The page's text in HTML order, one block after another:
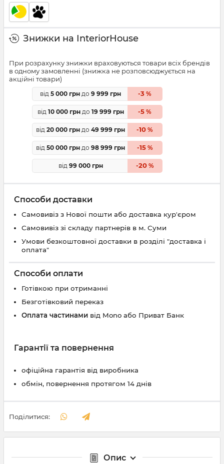
Знижки на InteriorHouse
При розрахунку знижки враховуються товари всіх брендів
в одному замовленні (знижка не розповсюджується на
акційні товари)
від 5 000 грн до 9 999 грн -3 %
від 10 000 грндо 19 999 грн -5 %
від 20 000 грн до 49 999 грн -10 %
від 50 000 грн до 98 999 грн -15%
від 99 000 грн -20%
Способи доставки
Самовивіз з Нової пошти або доставка кур'єром
Самовивіз зі складу партнерів в м. Суми
Умови безкоштовної доставки в розділі "доставка і
оплата"
Способи оплати
Готівкою при отриманні
Безготівковий переказ
Оплата частинами від Mono або Приват Банк
Гарантії та повернення
офіційна гарантія від виробника
обмін, повернення протягом 14 днів
Поділитися:
Опис